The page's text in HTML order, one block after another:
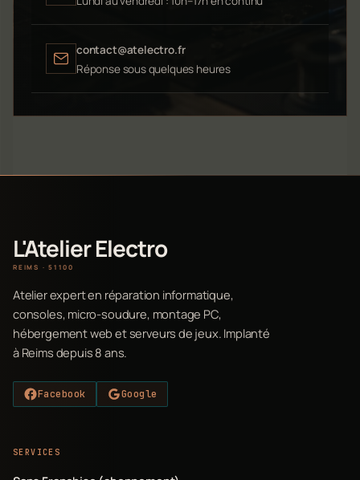
contact@atelectro.fr
Réponse sous quelques heures
L'Atelier Electro
REIMS · 51100
Atelier expert en réparation informatique,
consoles, micro-soudure, montage PC,
hébergement web et serveurs de jeux. Implanté
à Reims depuis 8 ans.
Facebook Google
SERVICES